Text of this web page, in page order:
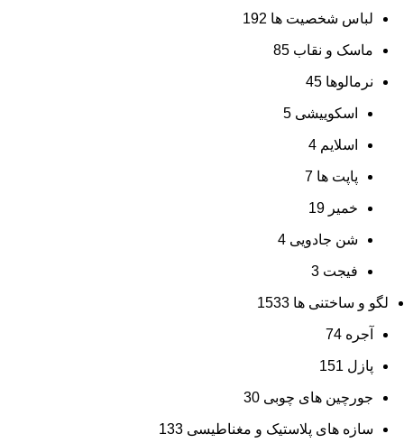
لباس شخصیت ها 192
ماسک و نقاب 85
نرمالوها 45
اسکوییشی 5
اسلایم 4
پاپت ها 7
خمیر 19
شن جادویی 4
فیجت 3
لگو و ساختنی ها 1533
آجره 74
پازل 151
جورچین های چوبی 30
سازه های پلاستیک و مغناطیسی 133